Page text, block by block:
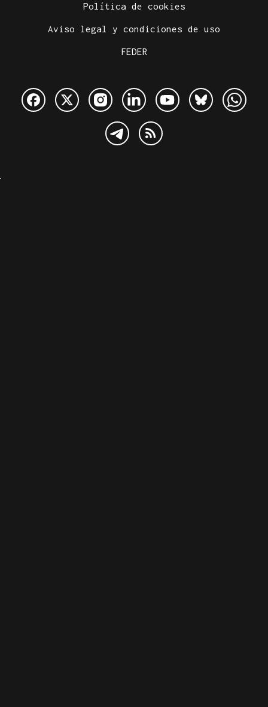
Política de cookies
Aviso legal y condiciones de uso
FEDER